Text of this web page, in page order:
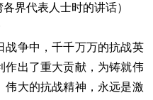
界代表人士时的讲话）
争中，千千万万的抗战英
作出了重大贡献，为铸就伟
伟大的抗战精神，永远是激